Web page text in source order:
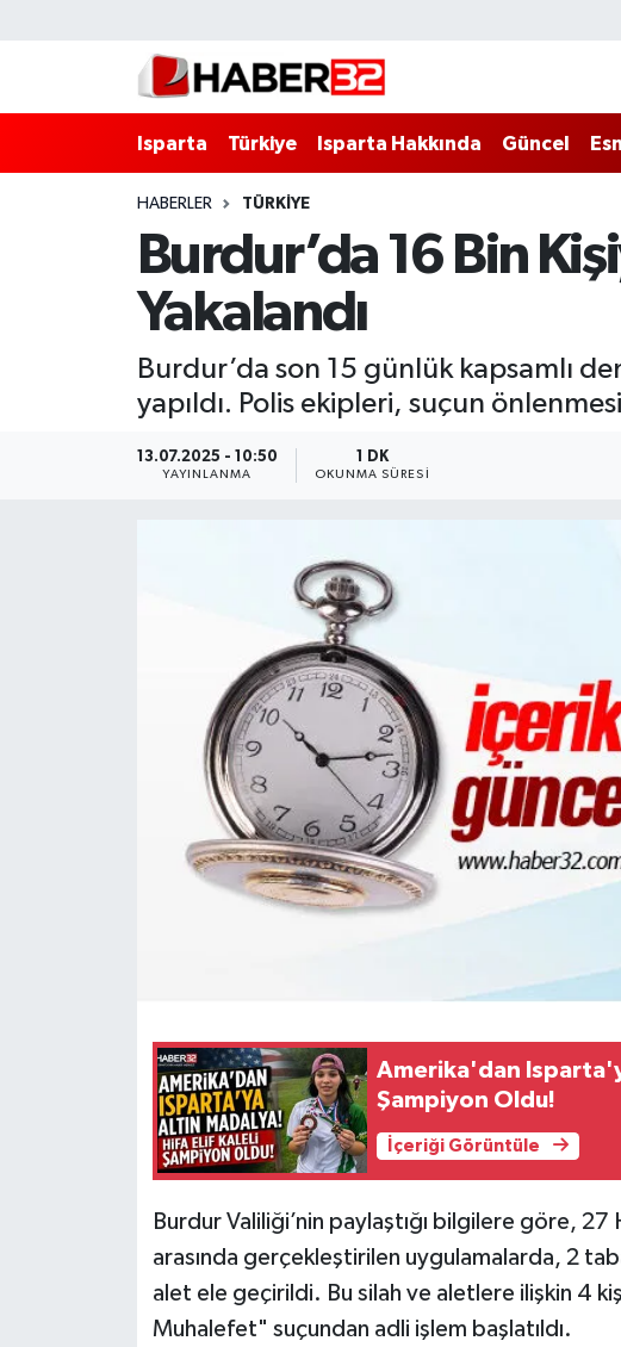
Isparta Türkiye Isparta Hakkında Güncel
HABERLER TÜRKİYE
Burdur’da 16 Bin
Yakalandı
Burdur’da son 15 günlük kapsamlı
yapıldı. Polis ekipleri, suçun
13.07.2025 - 10:50
YAYINLANMA
1 DK
OKUNMA SÜRESI
Amerika'dan
Şampiyon Oldu!
İçeriği Görüntüle
Burdur Valiliği’nin paylaştığı bilgilere göre,
arasında gerçekleştirilen uygulamalarda, 2
alet ele geçirildi. Bu silah ve aletlere ilişkin 4 kişi
Muhalefet" suçundan adli işlem başlatıldı.
Isparta Hakkında
Esnaf Diyor ki;
BİLİM VE TEKNOLOJİ
EĞİTİM
Tarihi Yapılarımız
Teknoloji
Isparta Nöbetçi Eczaneler
Isparta Hava Durumu
Isparta Trafik Yoğunluk Haritası
Süper Lig Puan Durumu ve Fikstür
Tüm Manşetler
Son Dakika Haberleri
Haber Arşivi